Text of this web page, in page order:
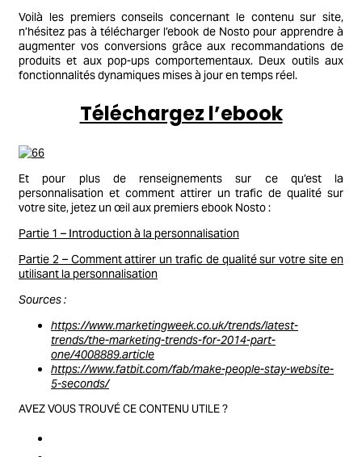
Voilà les premiers conseils concernant le contenu sur site,
n’hésitez pas à télécharger l’ebook de Nosto pour apprendre à
augmenter vos conversions grâce aux recommandations de
produits et aux pop-ups comportementaux. Deux outils aux
fonctionnalités dynamiques mises à jour en temps réel.
Téléchargez l’ebook
Et pour plus de renseignements sur ce qu’est la
personnalisation et comment attirer un trafic de qualité sur
votre site, jetez un œil aux premiers ebook Nosto :
Partie 1 – Introduction à la personnalisation
Partie 2 – Comment attirer un trafic de qualité sur votre site en
utilisant la personnalisation
Sources :
https://www.marketingweek.co.uk/trends/latest-
trends/the-marketing-trends-for-2014-part-
one/4008889.article
https://www.fatbit.com/fab/make-people-stay-website-
5-seconds/
AVEZ VOUS TROUVÉ CE CONTENU UTILE ?